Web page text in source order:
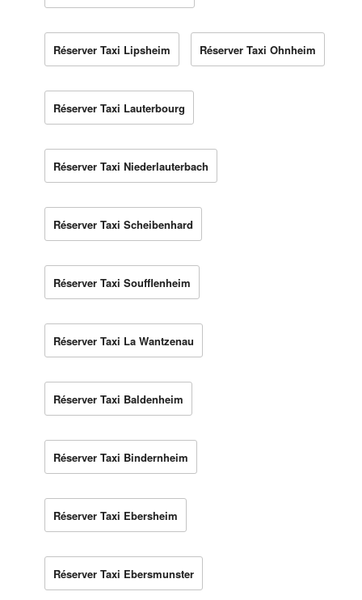
Réserver Taxi Lipsheim Réserver Taxi Ohnheim
Réserver Taxi Lauterbourg
Réserver Taxi Niederlauterbach
Réserver Taxi Scheibenhard
Réserver Taxi Soufflenheim
Réserver Taxi La Wantzenau
Réserver Taxi Baldenheim
Réserver Taxi Bindernheim
Réserver Taxi Ebersheim
Réserver Taxi Ebersmunster